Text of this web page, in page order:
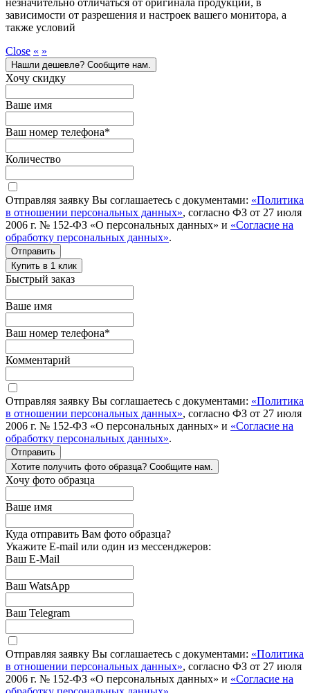
незначительно отличаться от оригинала продукции, в
зависимости от разрешения и настроек вашего монитора, а
также условий
Close « »
Нашли дешевле? Сообщите нам.
Хочу скидку
Ваше имя
Ваш номер телефона*
Количество
Отправляя заявку Вы соглашаетесь с документами: «Политика
в отношении персональных данных», согласно ФЗ от 27 июля
2006 г. № 152-ФЗ «О персональных данных» и «Согласие на
обработку персональных данных».
Отправить
Купить в 1 клик
Быстрый заказ
Ваше имя
Ваш номер телефона*
Комментарий
Отправляя заявку Вы соглашаетесь с документами: «Политика
в отношении персональных данных», согласно ФЗ от 27 июля
2006 г. № 152-ФЗ «О персональных данных» и «Согласие на
обработку персональных данных».
Отправить
Хотите получить фото образца? Сообщите нам.
Хочу фото образца
Ваше имя
Куда отправить Вам фото образца?
Укажите E-mail или один из мессенджеров:
Ваш E-Mail
Ваш WatsApp
Ваш Telegram
Отправляя заявку Вы соглашаетесь с документами: «Политика
в отношении персональных данных», согласно ФЗ от 27 июля
2006 г. № 152-ФЗ «О персональных данных» и «Согласие на